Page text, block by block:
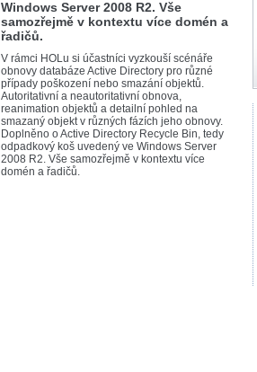
Windows Server 2008 R2. Vše
samozřejmě v kontextu více domén a
řadičů.
V rámci HOLu si účastníci vyzkouší scénáře
obnovy databáze Active Directory pro různé
případy poškození nebo smazání objektů.
Autoritativní a neautoritativní obnova,
reanimation objektů a detailní pohled na
smazaný objekt v různých fázích jeho obnovy.
Doplněno o Active Directory Recycle Bin, tedy
odpadkový koš uvedený ve Windows Server
2008 R2. Vše samozřejmě v kontextu více
domén a řadičů.